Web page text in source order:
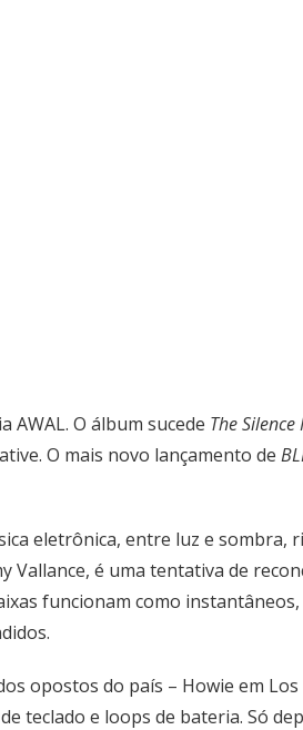
AWAL. O álbum sucede The Silence
O mais novo lançamento de
eletrônica, entre luz e sombra,
Vallance, é uma tentativa de
funcionam como instantâneos,
opostos do país – Howie em Los
teclado e loops de bateria. Só